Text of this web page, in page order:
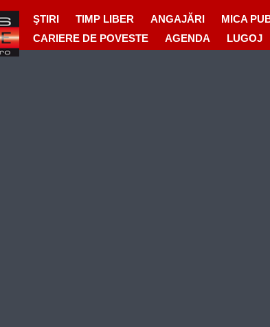
ŞTIRI TIMP LIBER ANGAJĂRI MICA
CARIERE DE POVESTE
AGENDA LUGOJ